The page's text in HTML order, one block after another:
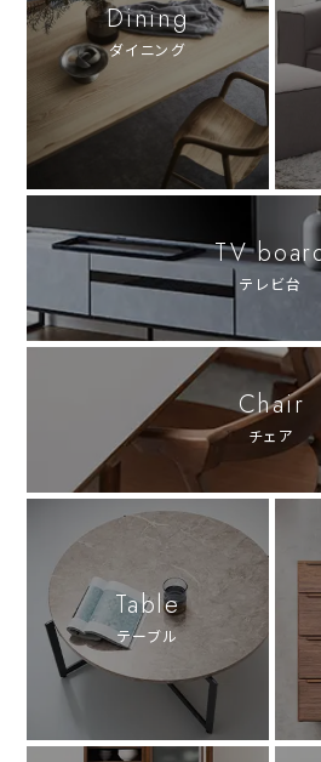
Dining
ダイニング
TV
テレビ台
Chair
チェア
Table
テーブル